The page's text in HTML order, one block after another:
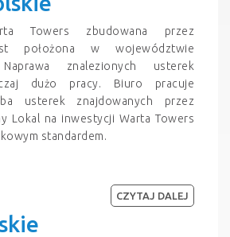
Towers zbudowana przez
położona w województwie
znalezionych usterek
dużo pracy. Biuro pracuje
usterek znajdowanych przez
Lokal na inwestycji Warta Towers
standardem.
CZYTAJ DALEJ